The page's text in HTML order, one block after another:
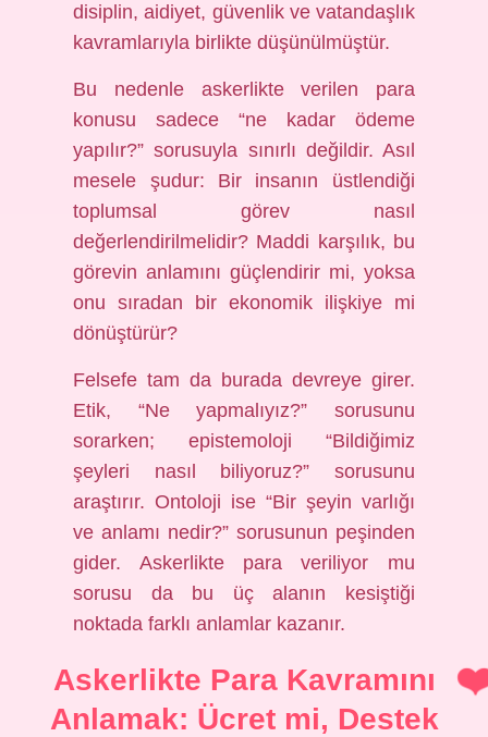
disiplin, aidiyet, güvenlik ve vatandaşlık
kavramlarıyla birlikte düşünülmüştür.
Bu nedenle askerlikte verilen para
konusu sadece “ne kadar ödeme
yapılır?” sorusuyla sınırlı değildir. Asıl
mesele şudur: Bir insanın üstlendiği
toplumsal görev nasıl
değerlendirilmelidir? Maddi karşılık, bu
görevin anlamını güçlendirir mi, yoksa
onu sıradan bir ekonomik ilişkiye mi
dönüştürür?
Felsefe tam da burada devreye girer.
Etik, “Ne yapmalıyız?” sorusunu
sorarken; epistemoloji “Bildiğimiz
şeyleri nasıl biliyoruz?” sorusunu
araştırır. Ontoloji ise “Bir şeyin varlığı
ve anlamı nedir?” sorusunun peşinden
gider. Askerlikte para veriliyor mu
sorusu da bu üç alanın kesiştiği
noktada farklı anlamlar kazanır.
Askerlikte Para Kavramını
Anlamak: Ücret mi, Destek